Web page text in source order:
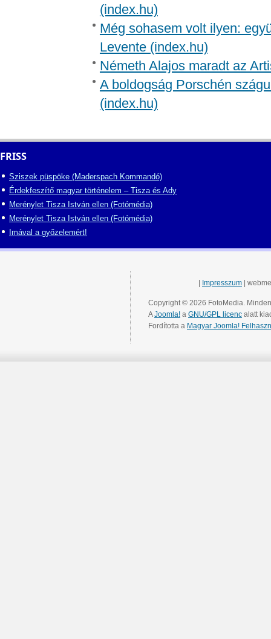
(index.hu)
Még sohasem volt ilyen:
Levente (index.hu)
Németh Alajos maradt az
A boldogság Porschén
(index.hu)
FRISS
Sziszek püspöke (Maderspach Kommandó)
Érdekfeszítő magyar történelem – Tisza és Ady
Merénylet Tisza István ellen (Fotómédia)
Merénylet Tisza István ellen (Fotómédia)
Imával a győzelemért!
Impresszum |
Copyright © 2026 FotoMedia.
AJoomla! a GNU/GPL licenc alatt
Fordította a Magyar Joomla!